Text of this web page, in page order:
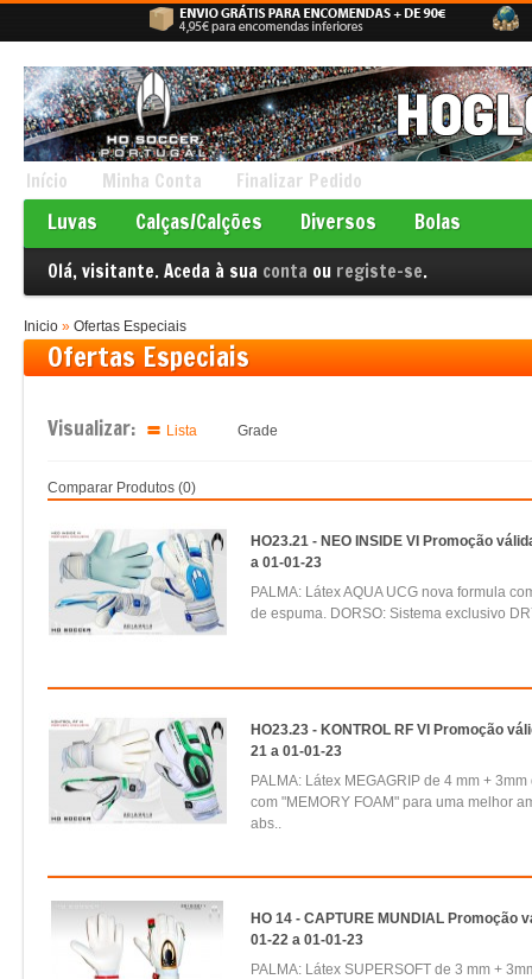
Início Minha Conta Finalizar Pedido
Luvas Calças/Calções Diversos Bolas
Olá, visitante. Aceda à sua conta ou registe-se.
Inicio » Ofertas Especiais
Ofertas Especiais
Visualizar: Lista Grade
Comparar Produtos (0)
HO23.21 - NEO INSIDE VI Promoção
a 01-01-23
PALMA: Látex AQUA UCG nova formula
de espuma. DORSO: Sistema exclusivo
HO23.23 - KONTROL RF VI Promoção
21 a 01-01-23
PALMA: Látex MEGAGRIP de 4 mm +
com "MEMORY FOAM" para uma melhor
abs..
HO 14 - CAPTURE MUNDIAL Promoção
01-22 a 01-01-23
PALMA: Látex SUPERSOFT de 3 mm +